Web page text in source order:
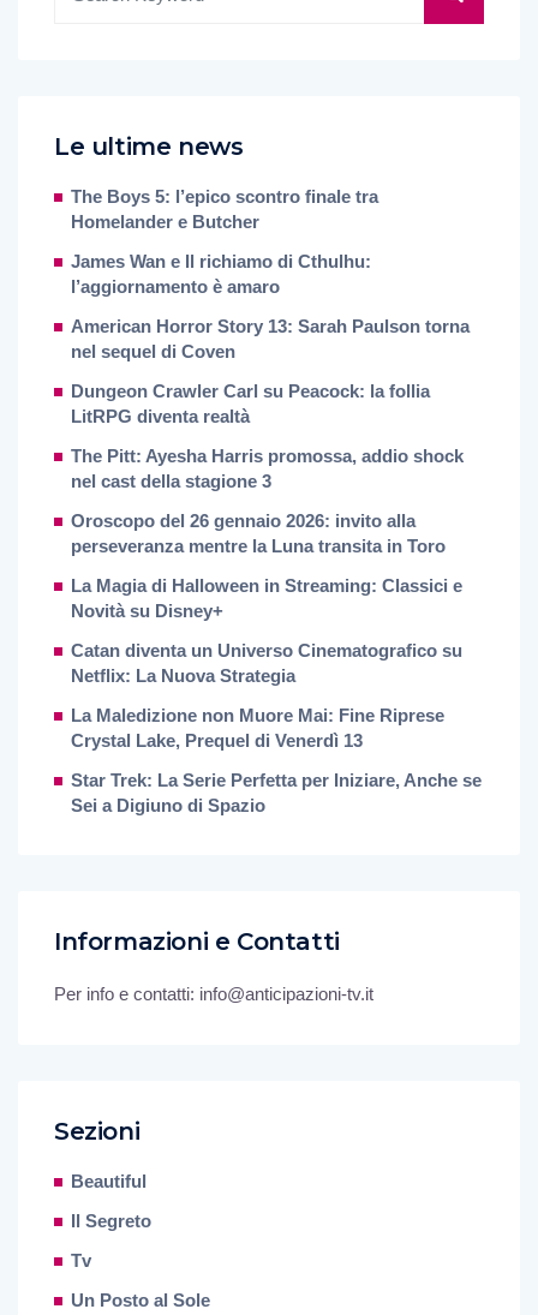
Le ultime news
The Boys 5: l’epico scontro finale tra
Homelander e Butcher
James Wan e Il richiamo di Cthulhu:
l’aggiornamento è amaro
American Horror Story 13: Sarah Paulson torna
nel sequel di Coven
Dungeon Crawler Carl su Peacock: la follia
LitRPG diventa realtà
The Pitt: Ayesha Harris promossa, addio shock
nel cast della stagione 3
Oroscopo del 26 gennaio 2026: invito alla
perseveranza mentre la Luna transita in Toro
La Magia di Halloween in Streaming: Classici e
Novità su Disney+
Catan diventa un Universo Cinematografico su
Netflix: La Nuova Strategia
La Maledizione non Muore Mai: Fine Riprese
Crystal Lake, Prequel di Venerdì 13
Star Trek: La Serie Perfetta per Iniziare, Anche se
Sei a Digiuno di Spazio
Informazioni e Contatti
Per info e contatti: info@anticipazioni-tv.it
Sezioni
Beautiful
Il Segreto
Tv
Un Posto al Sole